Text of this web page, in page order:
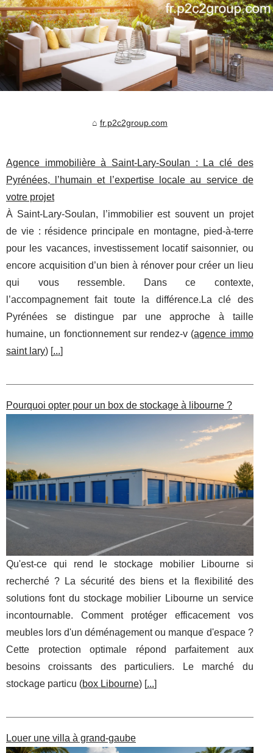
fr.p2c2group.com
Agence immobilière à Saint‑Lary‑Soulan : La clé des
Pyrénées, l’humain et l’expertise locale au service de
votre projet
À Saint‑Lary‑Soulan, l’immobilier est souvent un projet
de vie : résidence principale en montagne, pied‑à‑terre
pour les vacances, investissement locatif saisonnier, ou
encore acquisition d’un bien à rénover pour créer un lieu
qui vous ressemble. Dans ce contexte,
l’accompagnement fait toute la différence.La clé des
Pyrénées se distingue par une approche à taille
humaine, un fonctionnement sur rendez‑v (agence immo
saint lary) [...]
Pourquoi opter pour un box de stockage à libourne ?
Qu'est-ce qui rend le stockage mobilier Libourne si
recherché ? La sécurité des biens et la flexibilité des
solutions font du stockage mobilier Libourne un service
incontournable. Comment protéger efficacement vos
meubles lors d'un déménagement ou manque d'espace ?
Cette protection optimale répond parfaitement aux
besoins croissants des particuliers. Le marché du
stockage particu (box Libourne) [...]
Louer une villa à grand-gaube